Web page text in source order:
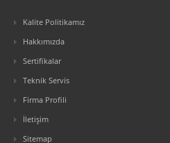
Kalite Politikamız
Hakkımızda
Sertifikalar
Teknik Servis
Firma Profili
İletişim
Sitemap